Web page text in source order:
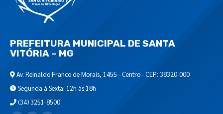
PREFEITURA MUNICIPAL DE SANTA
VITÓRIA – MG
Av. Reinaldo Franco de Morais, 1455 - Centro - CEP: 38320-000
Segunda à Sexta: 12h às 18h
(34) 3251-8500